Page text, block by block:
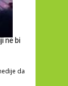
ne bi
da